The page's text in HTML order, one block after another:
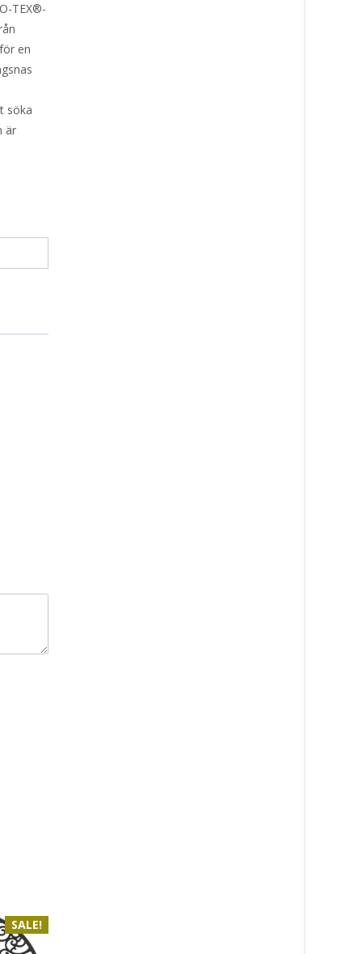
TEX®-
en
söka
är
SALE!